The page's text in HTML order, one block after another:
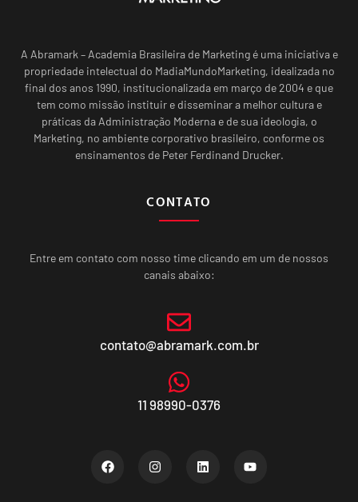
A Abramark – Academia Brasileira de Marketing é uma iniciativa e
propriedade intelectual do MadiaMundoMarketing, idealizada no
final dos anos 1990, institucionalizada em março de 2004 e que
tem como missão instituir e disseminar a melhor cultura e
práticas da Administração Moderna e de sua ideologia, o
Marketing, no ambiente corporativo brasileiro, conforme os
ensinamentos de Peter Ferdinand Drucker.
CONTATO
Entre em contato com nosso time clicando em um de nossos
canais abaixo:
contato@abramark.com.br
11 98990-0376